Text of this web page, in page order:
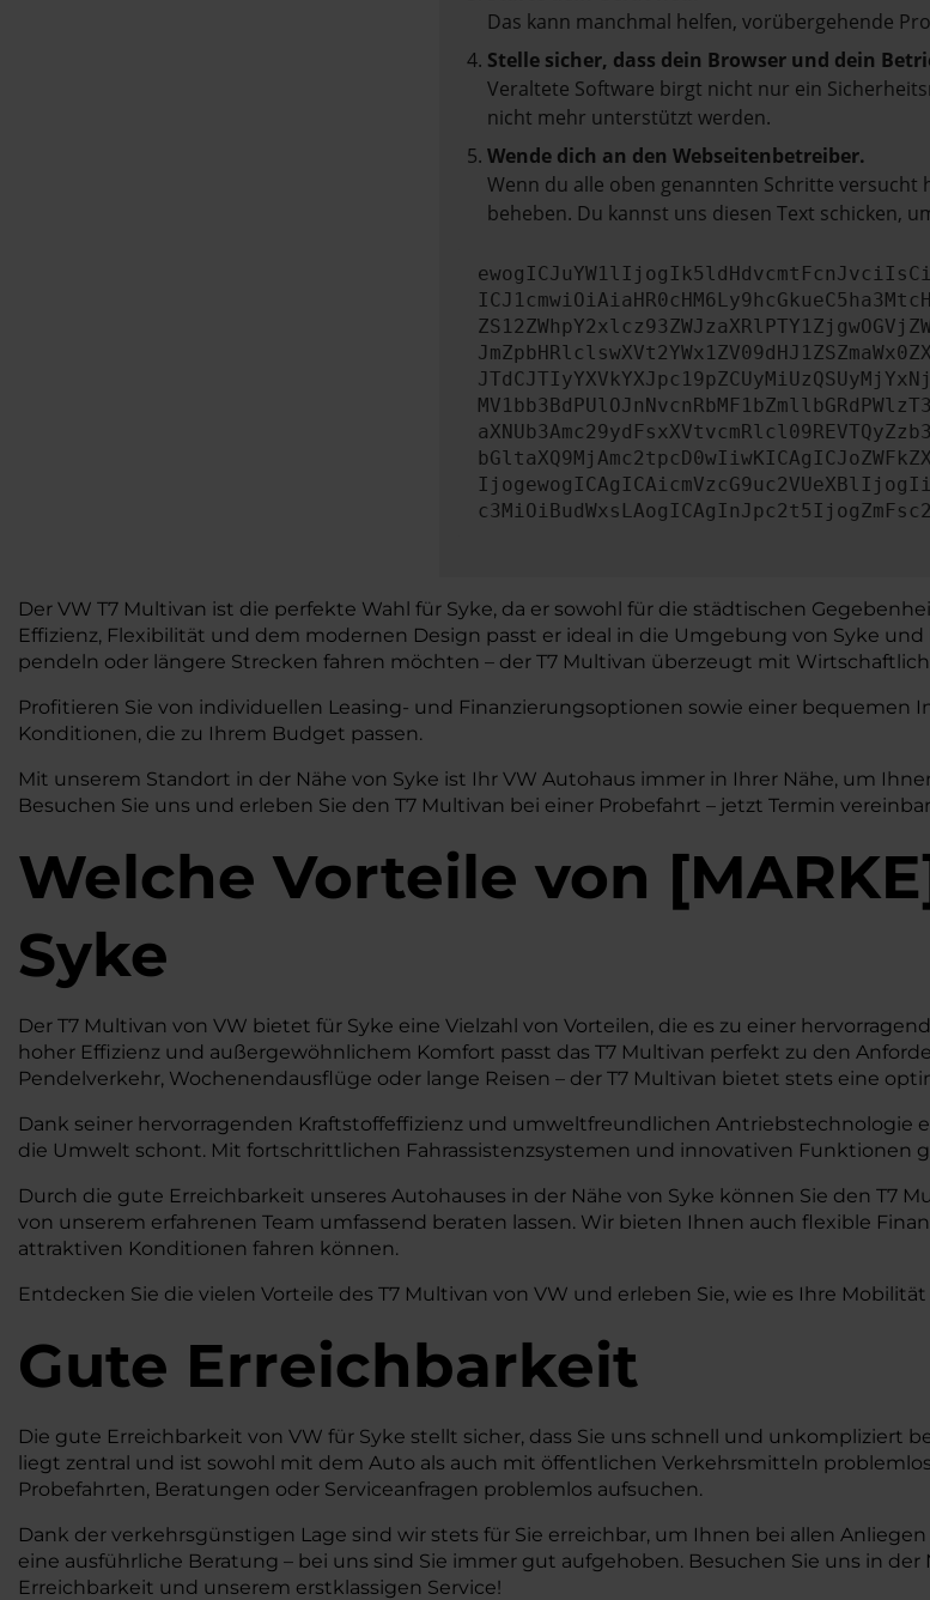
Das kann manchmal helfen, vorübergehende
Stelle sicher, dass dein Browser und dein
Veraltete Software birgt nicht nur ein
nicht mehr unterstützt werden.
Wende dich an den Webseitenbetreiber.
Wenn du alle oben genannten Schritte
beheben. Du kannst uns diesen Text schicken,
Der VW T7 Multivan ist die perfekte Wahl für Syke, da er sowohl für die städtischen
Effizienz, Flexibilität und dem modernen Design passt er ideal in die Umgebung von Syke
pendeln oder längere Strecken fahren möchten – der T7 Multivan überzeugt mit
Profitieren Sie von individuellen Leasing- und Finanzierungsoptionen sowie einer bequemen
Konditionen, die zu Ihrem Budget passen.
Mit unserem Standort in der Nähe von Syke ist Ihr VW Autohaus immer in Ihrer Nähe, um
Besuchen Sie uns und erleben Sie den T7 Multivan bei einer Probefahrt – jetzt Termin
Welche Vorteile von [MARKE
Syke
Der T7 Multivan von VW bietet für Syke eine Vielzahl von Vorteilen, die es zu einer
hoher Effizienz und außergewöhnlichem Komfort passt das T7 Multivan perfekt zu den
Pendelverkehr, Wochenendausflüge oder lange Reisen – der T7 Multivan bietet stets eine
Dank seiner hervorragenden Kraftstoffeffizienz und umweltfreundlichen Antriebstechnologie
die Umwelt schont. Mit fortschrittlichen Fahrassistenzsystemen und innovativen Funktionen
Durch die gute Erreichbarkeit unseres Autohauses in der Nähe von Syke können Sie den T7
von unserem erfahrenen Team umfassend beraten lassen. Wir bieten Ihnen auch flexible
attraktiven Konditionen fahren können.
Entdecken Sie die vielen Vorteile des T7 Multivan von VW und erleben Sie, wie es Ihre
Gute Erreichbarkeit
Die gute Erreichbarkeit von VW für Syke stellt sicher, dass Sie uns schnell und unkompliziert
liegt zentral und ist sowohl mit dem Auto als auch mit öffentlichen Verkehrsmitteln
Probefahrten, Beratungen oder Serviceanfragen problemlos aufsuchen.
Dank der verkehrsgünstigen Lage sind wir stets für Sie erreichbar, um Ihnen bei allen
eine ausführliche Beratung – bei uns sind Sie immer gut aufgehoben. Besuchen Sie uns in
Erreichbarkeit und unserem erstklassigen Service!